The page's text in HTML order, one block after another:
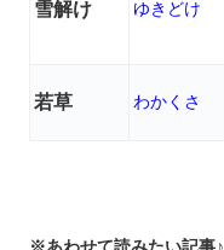
雪解け ゆきどけ
若草 わかくさ
※あわせて読みたい記事♪